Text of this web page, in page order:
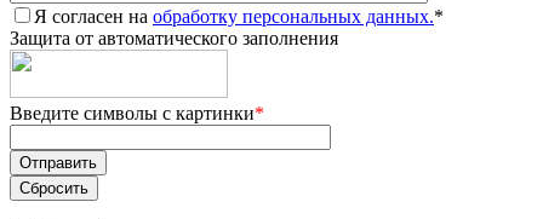
Я согласен на обработку персональных данных.*
Защита от автоматического заполнения
Введите символы с картинки*